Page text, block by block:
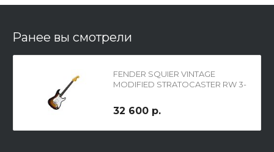
Ранее вы смотрели
FENDER SQUIER VINTAGE
MODIFIED STRATOCASTER RW 3-
электрогитара, цвет 3-х
цветный санбёрст
32 600 р.